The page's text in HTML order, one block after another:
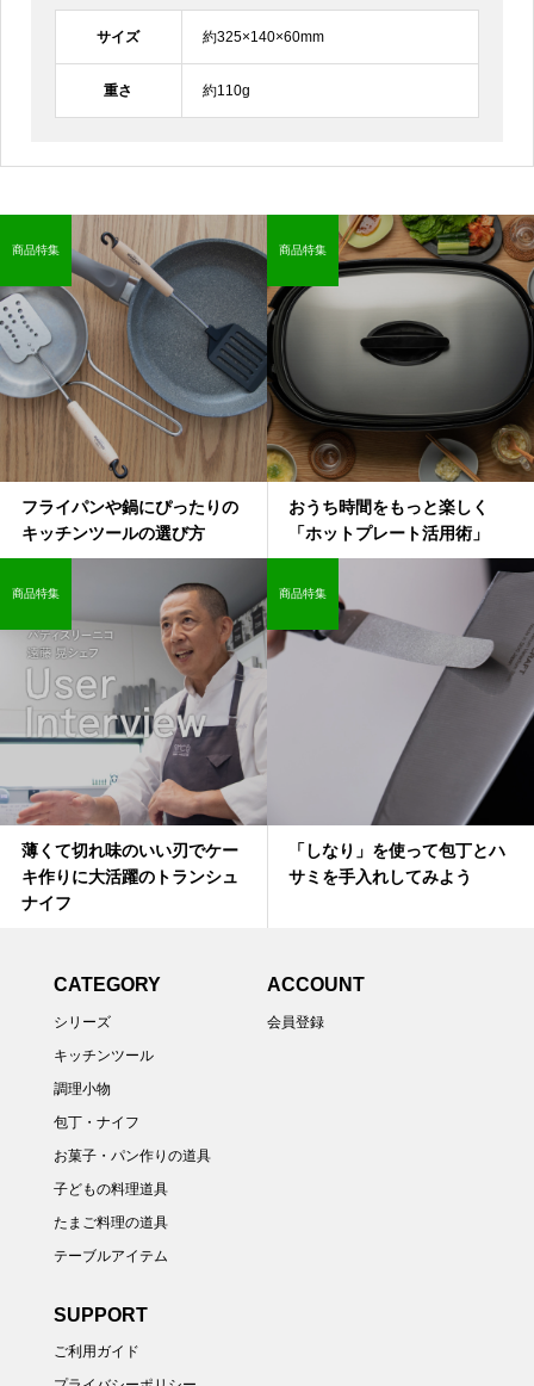
サイズ 約325×140×60mm
重さ 約110g
フライパンや鍋にぴったりの
キッチンツールの選び方
商品特集
おうち時間をもっと楽しく
「ホットプレート活用術」
商品特集
薄くて切れ味のいい刃でケー
キ作りに大活躍のトランシュ
ナイフ
商品特集
「しなり」を使って包丁とハ
サミを手入れしてみよう
商品特集
CATEGORY
シリーズ
キッチンツール
調理小物
包丁・ナイフ
お菓子・パン作りの道具
子どもの料理道具
たまご料理の道具
テーブルアイテム
ACCOUNT
会員登録
SUPPORT
ご利用ガイド